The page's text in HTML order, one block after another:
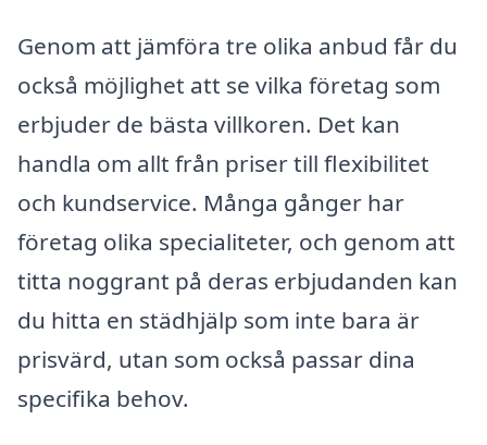
Genom att jämföra tre olika anbud får du
också möjlighet att se vilka företag som
erbjuder de bästa villkoren. Det kan
handla om allt från priser till flexibilitet
och kundservice. Många gånger har
företag olika specialiteter, och genom att
titta noggrant på deras erbjudanden kan
du hitta en städhjälp som inte bara är
prisvärd, utan som också passar dina
specifika behov.